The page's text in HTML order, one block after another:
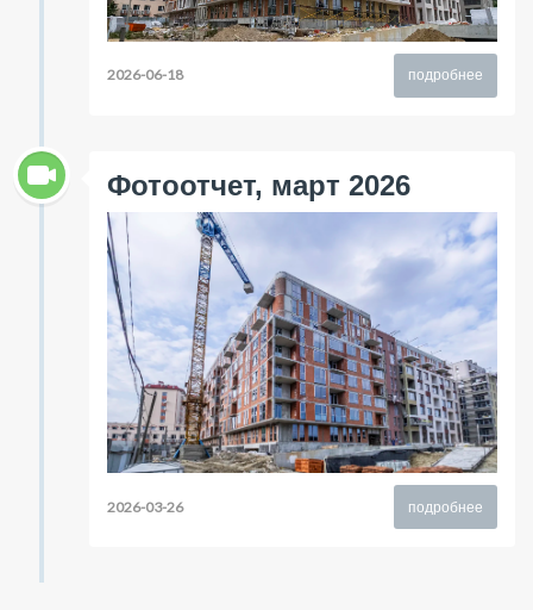
подробнее
2026-06-18
Фотоотчет, март 2026
подробнее
2026-03-26